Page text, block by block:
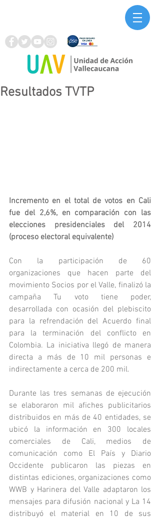
Resultados TVTP
Incremento en el total de votos en Cali
fue del 2,6%, en comparación con las
elecciones presidenciales del 2014
(proceso electoral equivalente)
Con la participación de 60
organizaciones que hacen parte del
movimiento Socios por el Valle, finalizó la
campaña Tu voto tiene poder,
desarrollada con ocasión del plebiscito
para la refrendación del Acuerdo final
para la terminación del conflicto en
Colombia. La iniciativa llegó de manera
directa a más de 10 mil personas e
indirectamente a cerca de 200 mil.
Durante las tres semanas de ejecución
se elaboraron mil afiches publicitarios
distribuidos en más de 40 entidades, se
ubicó la información en 300 locales
comerciales de Cali, medios de
comunicación como El País y Diario
Occidente publicaron las piezas en
distintas ediciones, organizaciones como
WWB y Harinera del Valle adaptaron los
mensajes para difusión nacional y La 14
distribuyó el material en 10 de sus